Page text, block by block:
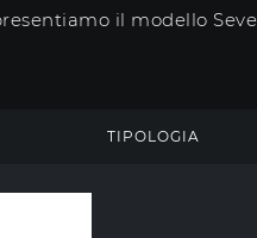
il modello
TIPOLOGIA